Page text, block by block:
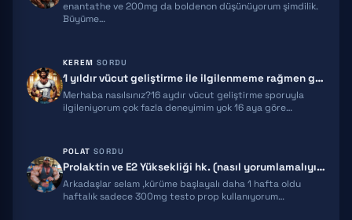
TRIPTORELIN
ACE031
GNRH
MGF
enantathe ve 200mg da boldenon düşünüyorum şimdilik.
Büyüme…
KEREM SORDU
1 yıldır vücut geliştirme ile ilgilenmeme rağmen gelişimim yeterli gel…
Merhaba nasılsınız?16 aydır vücut geliştirme sporuyla
ilgileniyorum çok fazla deneyimim yok 16 aya göre…
POLAT SORDU
Prolaktin ve E2 Yüksekliği hk. (nasıl yorumlamalıyım)
Arkadaşlar selam ,kürüme başlayalı daha 1 hafta oldu
haftalık sadece 300mg testo prop kullanıyorum…